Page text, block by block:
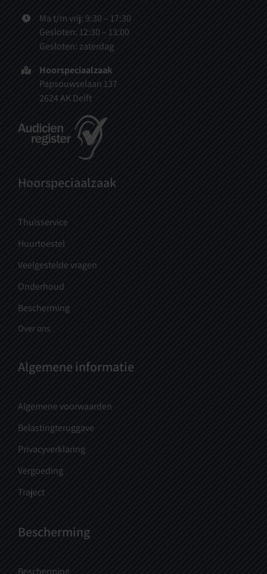
Ma t/m vrij: 9:30 – 17:30
Gesloten: 12:30 – 13:00
Gesloten: zaterdag
Hoorspeciaalzaak
Papsouwselaan 137
2624 AK Delft
Hoorspeciaalzaak
Thuisservice
Huurtoestel
Veelgestelde vragen
Onderhoud
Bescherming
Over ons
Algemene informatie
Algemene voorwaarden
Belastingteruggave
Privacyverklaring
Vergoeding
Traject
Bescherming
Bescherming